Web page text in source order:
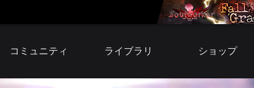
コミュニティ ライブラリ ショップ